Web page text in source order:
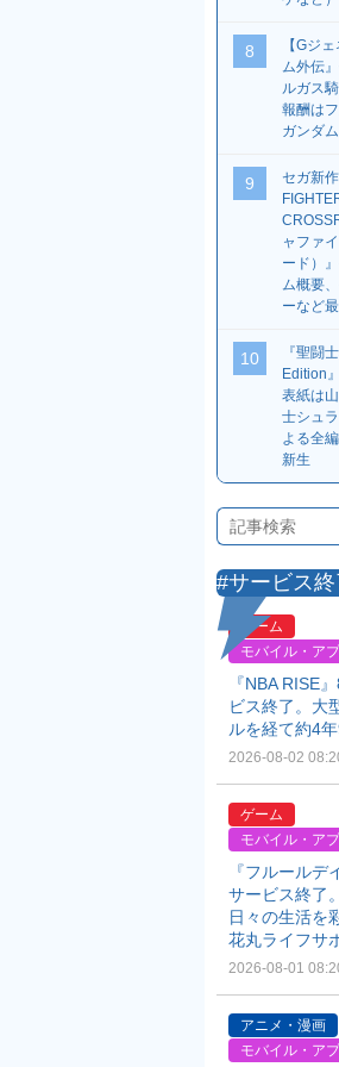
8
【Gジ
ム外伝
ルガス
報酬は
ガンダ
9
セガ新
ャファ
ード）
ム概要
ーなど
10
『聖闘
Edition
表紙は
士シュ
よる全
新生
#サービス終
ゲーム
モバイル・ア
『NBA RISE
ビス終了。大
ルを経て約4
2026-08-02
ゲーム
モバイル・ア
『フルールデ
サービス終了
日々の生活を
花丸ライフサ
2026-08-01
アニメ・漫画
モバイル・ア